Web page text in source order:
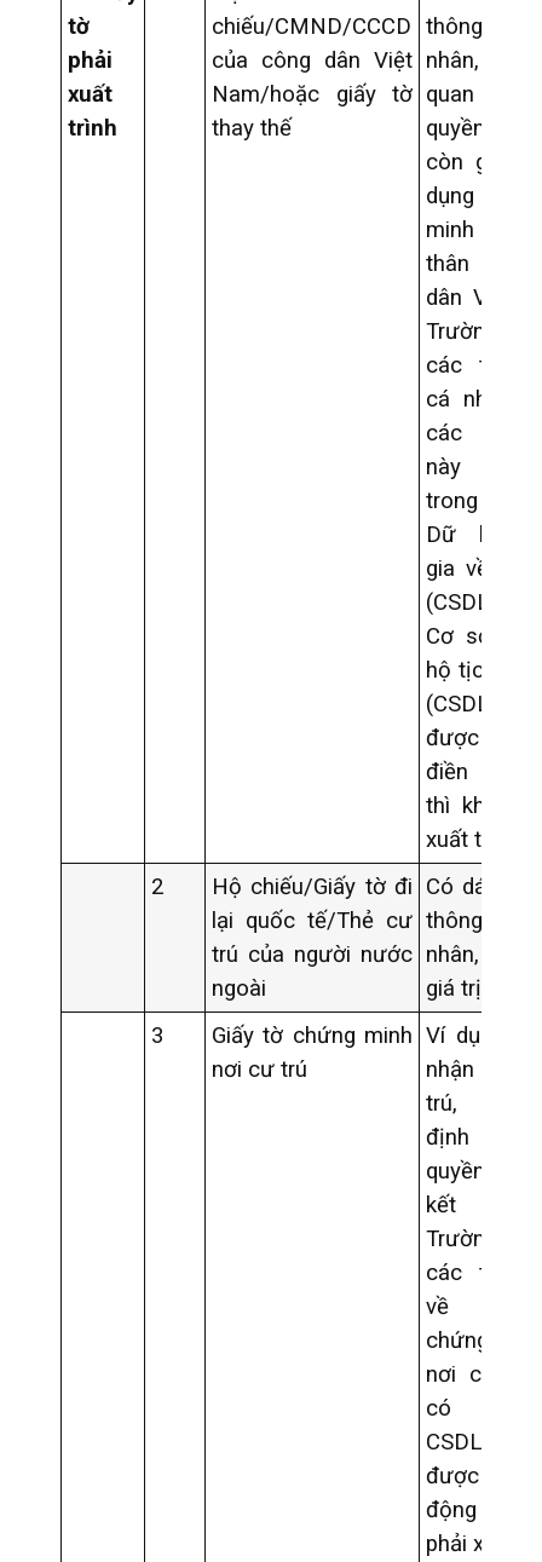
tờ
phải
xuất
trình
chiếu/CMND/CCCD
của công dân Việt
Nam/hoặc giấy tờ
thay thế
thông
nhân,
quan có
quyền
còn giá
dụng để
minh về
thân của
dân Việt
Trường
các
cá nhân
các
này đã
trong
Dữ liệ
gia về
Cơ sở dữ
hộ tịch
được hệ
điền tự
thì không
xuất trình;
2
Hộ chiếu/Giấy tờ đi
lại quốc tế/Thẻ cư
trú của người nước
ngoài
Có dán
thông
nhân, và
giá trị sử
3
Giấy tờ chứng minh
nơi cư trú
Ví dụ giấy
nhận
trú, để
định
quyền
kết
Trường
các
về giấy
chứng
nơi cư
có
được
động thì
phải xuất